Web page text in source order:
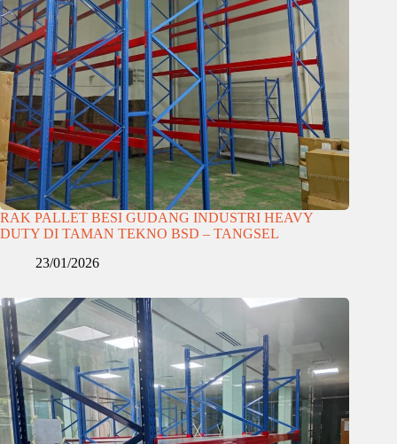
RAK PALLET BESI GUDANG INDUSTRI HEAVY
DUTY DI TAMAN TEKNO BSD – TANGSEL
23/01/2026